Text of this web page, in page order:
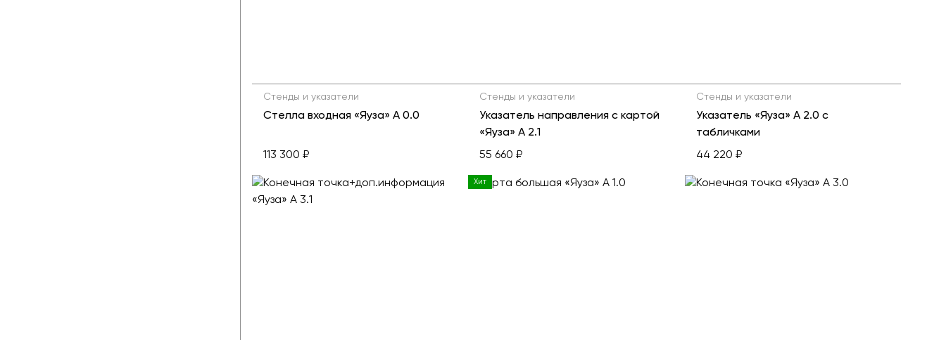
Стенды и указатели
Стелла входная «Яуза» А 0.0
113 300 ₽
Стенды и указатели
Указатель направления с картой
«Яуза» А 2.1
55 660 ₽
Стенды и указатели
Указатель «Яуза» А 2.0 с
табличками
44 220 ₽
Хит